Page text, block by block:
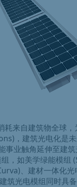
耗来自建筑物全球
，建筑光电化是未
事业触角延伸至建筑
，如美学绿能模组
、建材一体化
筑光电模组同时具备